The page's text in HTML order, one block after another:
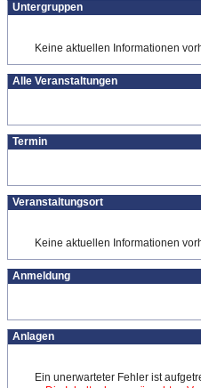
Untergruppen
Keine aktuellen Informationen
Alle Veranstaltungen
Termin
Veranstaltungsort
Keine aktuellen Informationen
Anmeldung
Anlagen
Ein unerwarteter Fehler ist